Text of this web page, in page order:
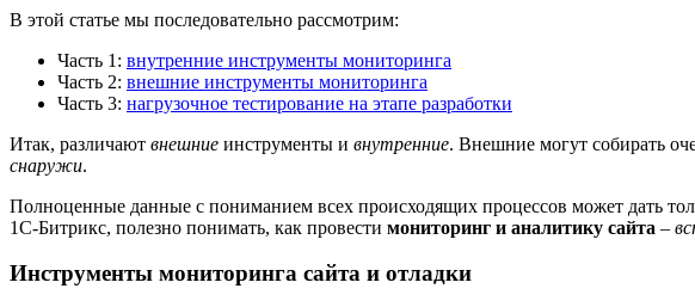
В этой статье мы последовательно рассмотрим:
Часть 1: внутренние инструменты мониторинга
Часть 2: внешние инструменты мониторинга
Часть 3: нагрузочное тестирование на этапе разработки
Итак, различают внешние инструменты и внутренние. Внешние могут собирать
снаружи.
Полноценные данные с пониманием всех происходящих процессов может дать
1С-Битрикс, полезно понимать, как провести мониторинг и аналитику сайта –
Инструменты мониторинга сайта и отладки